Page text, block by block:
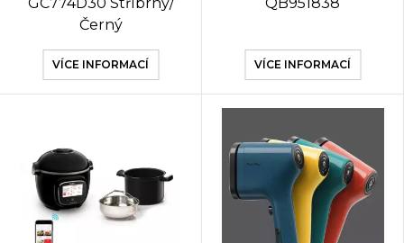
Černý
VÍCE INFORMACÍ VÍCE INFORMACÍ